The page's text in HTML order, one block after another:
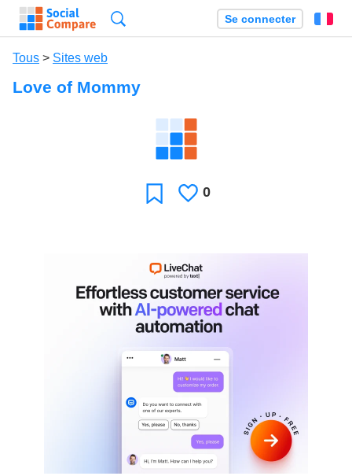
Se connecter
Tous > Sites web
Love of Mommy
Favori J'aime
0